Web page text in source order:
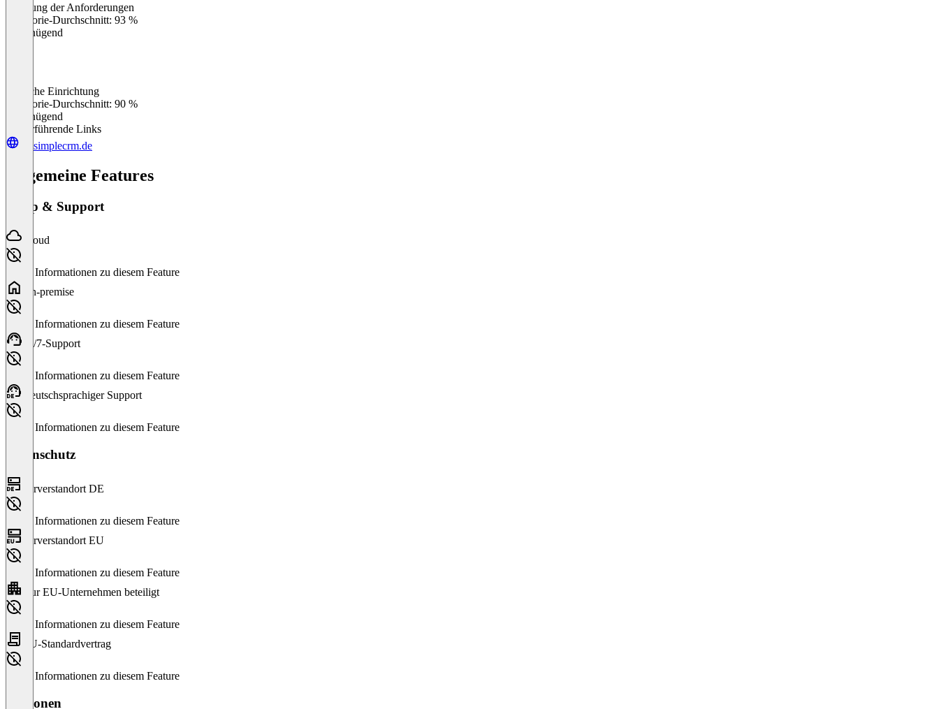
Erfüllung der Anforderungen
Kategorie-Durchschnitt: 93 %
Ungenügend
Einfache Einrichtung
Kategorie-Durchschnitt: 90 %
Ungenügend
Weiterführende Links
mysimplecrm.de
Allgemeine Features
Setup & Support
Cloud
Keine Informationen zu diesem Feature
On-premise
Keine Informationen zu diesem Feature
24/7-Support
Keine Informationen zu diesem Feature
Deutschsprachiger Support
Keine Informationen zu diesem Feature
Datenschutz
Serverstandort DE
Keine Informationen zu diesem Feature
Serverstandort EU
Keine Informationen zu diesem Feature
Nur EU-Unternehmen beteiligt
Keine Informationen zu diesem Feature
EU-Standardvertrag
Keine Informationen zu diesem Feature
Versionen